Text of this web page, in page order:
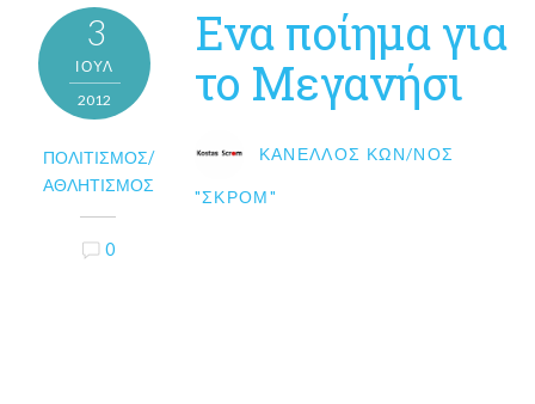
3
ΙΟΎΛ
2012
ΠΟΛΙΤΙΣΜΌΣ/
ΑΘΛΗΤΙΣΜΌΣ
0
Ενα ποίημα για
το Μεγανήσι
ΚΑΝΈΛΛΟΣ ΚΩΝ/ΝΟΣ
"ΣΚΡΟΜ"